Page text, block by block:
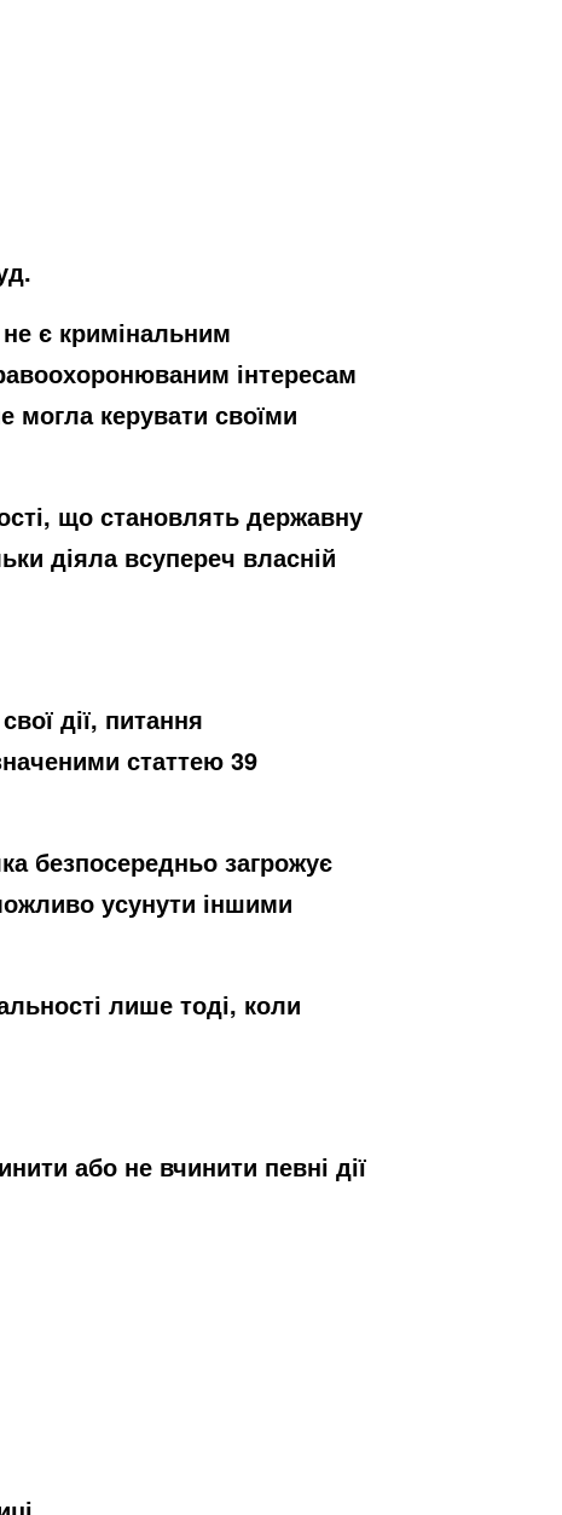
не є кримінальним
інтересам
могла керувати своїми
що становлять державну
діяла всупереч власній
дії, питання
статтею 39
безпосередньо загрожує
усунути іншими
лише тоді, коли
або не вчинити певні дії